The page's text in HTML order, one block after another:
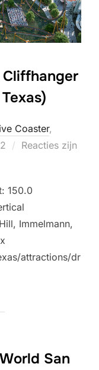
Cliffhanger
Coaster,
Reacties zijn
150.0
Immelmann,
attractions/dr
San